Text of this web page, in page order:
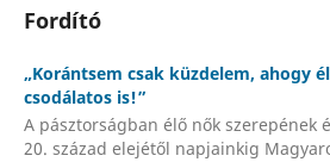
Fordító
„Korántsem csak küzdelem, ahogy
csodálatos is!”
A pásztorságban élő nők szerepének
20. század elejétől napjainkig